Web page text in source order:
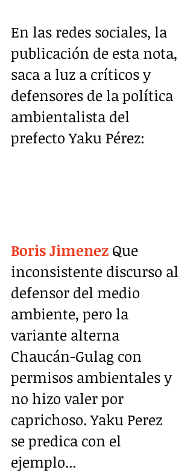
En las redes sociales, la
publicación de esta nota,
saca a luz a críticos y
defensores de la política
ambientalista del
prefecto Yaku Pérez:
Boris Jimenez Que
inconsistente discurso al
defensor del medio
ambiente, pero la
variante alterna
Chaucán-Gulag con
permisos ambientales y
no hizo valer por
caprichoso. Yaku Perez
se predica con el
ejemplo...